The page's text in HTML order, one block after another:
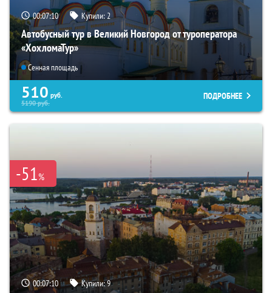
00:07:08 Купили:2
Автобусный тур в Великий Новгород от туроператора
«ХохломаТур»
Сенная площадь
510 руб.
5190руб.
ПОДРОБНЕЕ
-51%
00:07:08 Купили:9